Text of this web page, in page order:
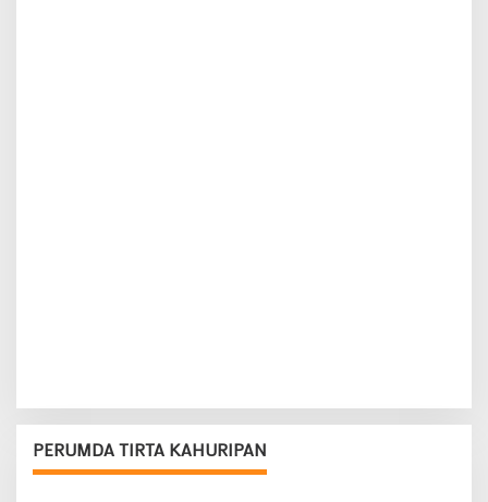
PERUMDA TIRTA KAHURIPAN